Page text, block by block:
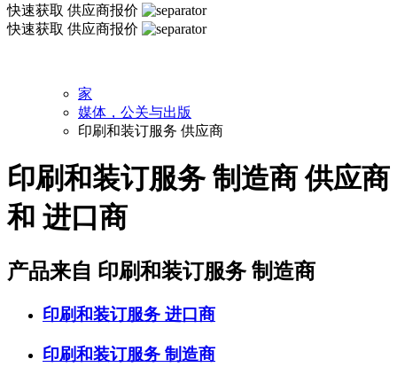
快速获取 供应商报价
快速获取 供应商报价
家
媒体，公关与出版
印刷和装订服务 供应商
印刷和装订服务 制造商 供应商
和 进口商
产品来自 印刷和装订服务 制造商
印刷和装订服务 进口商
印刷和装订服务 制造商